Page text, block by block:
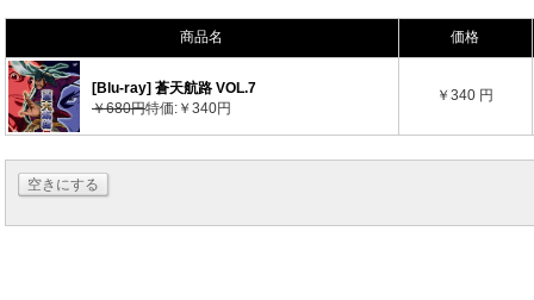
商品名 価格
[Blu-ray] 蒼天航路 VOL.7
￥680円特価:￥340円
￥340 円
空きにする